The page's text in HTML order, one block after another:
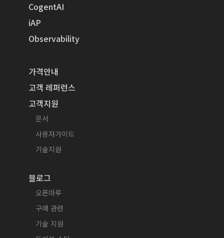
CogentAI
iAP
Observability
가격안내
고객 레퍼런스
고객지원
문서
사용자가이드
기술지원
블로그
오픈마루
구매 관련
기술 지원